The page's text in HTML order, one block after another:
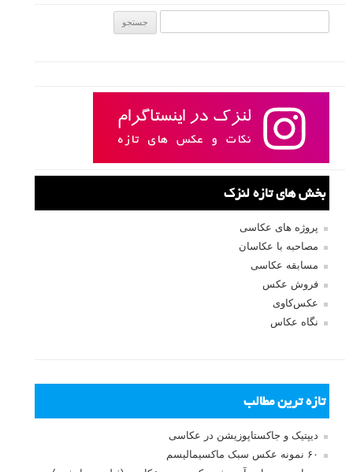
بخش های تازه لنزک
پروژه های عکاسی
مصاحبه با عکاسان
مسابقه عکاسی
فروش عکس
عکس‌کاوی
نگاه عکاس
تازه ترین مطالب
دیپتیک و جاکستا‌پوزیشن در عکاسی
۶۰ نمونه عکس سبک ماکسیمالیسم